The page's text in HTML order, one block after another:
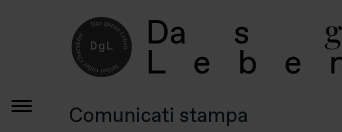
Da s
L e b e
Comunicati stampa